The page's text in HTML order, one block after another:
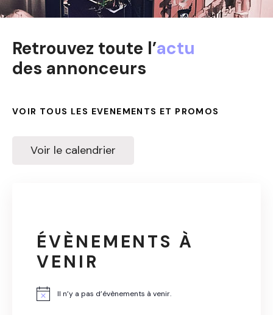
Retrouvez toute l’actu
des annonceurs
VOIR TOUS LES EVENEMENTS ET PROMOS
Voir le calendrier
ÉVÈNEMENTS À
VENIR
Il n’y a pas d’évènements à venir.